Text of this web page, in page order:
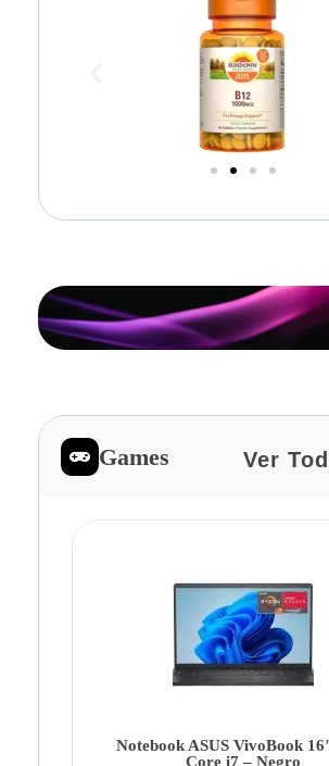
Games Ver
Notebook ASUS VivoBook
Core i7 – Negro